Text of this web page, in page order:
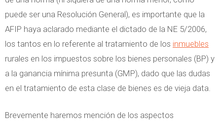
puede ser una Resolución General), es importante que la
AFIP haya aclarado mediante el dictado de la NE 5/2006,
los tantos en lo referente al tratamiento de los inmuebles
rurales en los impuestos sobre los bienes personales (BP) y
a la ganancia mínima presunta (GMP), dado que las dudas
en el tratamiento de esta clase de bienes es de vieja data.
Brevemente haremos mención de los aspectos